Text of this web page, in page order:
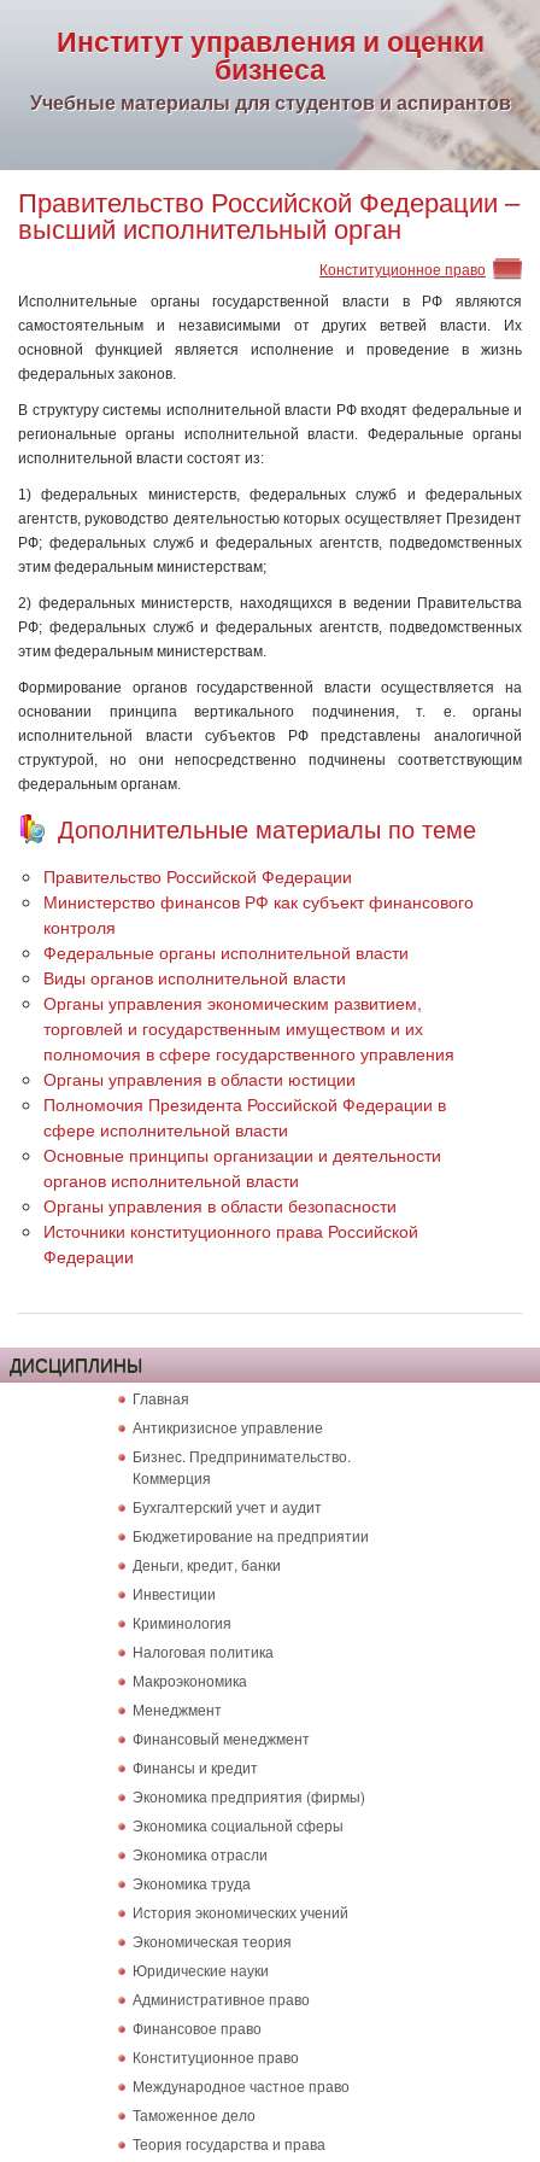
Институт управления и оценки
бизнеса
Учебные материалы для студентов и аспирантов
Правительство Российской Федерации –
высший исполнительный орган
Конституционное право
Исполнительные органы государственной власти в РФ являются
самостоятельным и независимыми от других ветвей власти. Их
основной функцией является исполнение и проведение в жизнь
федеральных законов.
В структуру системы исполнительной власти РФ входят федеральные и
региональные органы исполнительной власти. Федеральные органы
исполнительной власти состоят из:
1) федеральных министерств, федеральных служб и федеральных
агентств, руководство деятельностью которых осуществляет Президент
РФ; федеральных служб и федеральных агентств, подведомственных
этим федеральным министерствам;
2) федеральных министерств, находящихся в ведении Правительства
РФ; федеральных служб и федеральных агентств, подведомственных
этим федеральным министерствам.
Формирование органов государственной власти осуществляется на
основании принципа вертикального подчинения, т. е. органы
исполнительной власти субъектов РФ представлены аналогичной
структурой, но они непосредственно подчинены соответствующим
федеральным органам.
Дополнительные материалы по теме
Правительство Российской Федерации
Министерство финансов РФ как субъект финансового
контроля
Федеральные органы исполнительной власти
Виды органов исполнительной власти
Органы управления экономическим развитием,
торговлей и государственным имуществом и их
полномочия в сфере государственного управления
Органы управления в области юстиции
Полномочия Президента Российской Федерации в
сфере исполнительной власти
Основные принципы организации и деятельности
органов исполнительной власти
Органы управления в области безопасности
Источники конституционного права Российской
Федерации
ДИСЦИПЛИНЫ
Главная
Антикризисное управление
Бизнес. Предпринимательство.
Коммерция
Бухгалтерский учет и аудит
Бюджетирование на предприятии
Деньги, кредит, банки
Инвестиции
Криминология
Налоговая политика
Макроэкономика
Менеджмент
Финансовый менеджмент
Финансы и кредит
Экономика предприятия (фирмы)
Экономика социальной сферы
Экономика отрасли
Экономика труда
История экономических учений
Экономическая теория
Юридические науки
Административное право
Финансовое право
Конституционное право
Международное частное право
Таможенное дело
Теория государства и права